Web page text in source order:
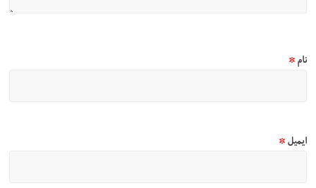
نام*
ایمیل*